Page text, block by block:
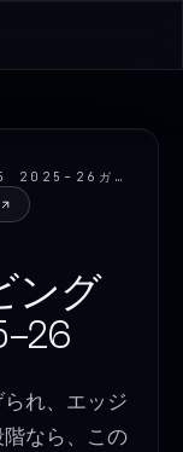
中級者向けカービングスキーTOP5 2025–26ガイド
ング
れ、エッジ
なら、この